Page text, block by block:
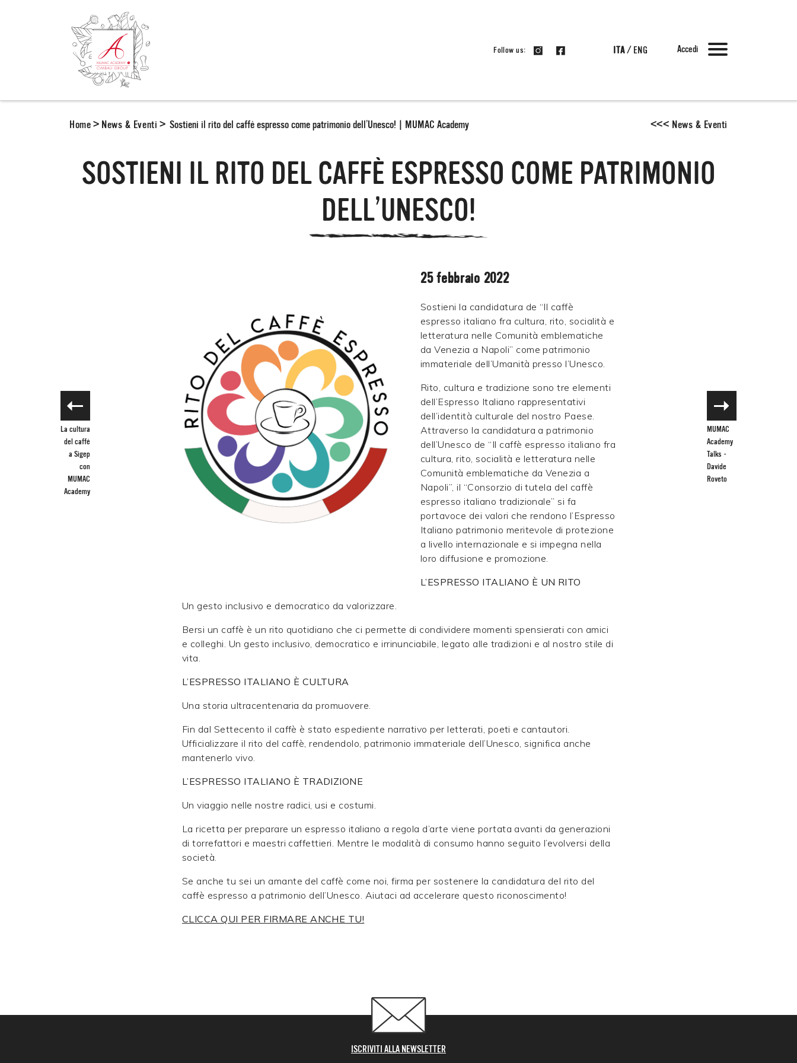
Follow us: ITA/ ENG Accedi
Home > News & Eventi > Sostieni il rito del caffè espresso come patrimonio dell’Unesco! | MUMAC Academy <<< News & Eventi
SOSTIENI IL RITO DEL CAFFÈ ESPRESSO COME PATRIMONIO
DELL’UNESCO!
25 febbraio 2022
Sostieni la candidatura de “Il caffè
espresso italiano fra cultura, rito, socialità e
letteratura nelle Comunità emblematiche
da Venezia a Napoli” come patrimonio
immateriale dell’Umanità presso l’Unesco.
Rito, cultura e tradizione sono tre elementi
dell’Espresso Italiano rappresentativi
dell’identità culturale del nostro Paese.
Attraverso la candidatura a patrimonio
dell’Unesco de “Il caffè espresso italiano fra
cultura, rito, socialità e letteratura nelle
Comunità emblematiche da Venezia a
Napoli”, il “Consorzio di tutela del caffè
espresso italiano tradizionale” si fa
portavoce dei valori che rendono l’Espresso
Italiano patrimonio meritevole di protezione
a livello internazionale e si impegna nella
loro diffusione e promozione.
L’ESPRESSO ITALIANO È UN RITO
Un gesto inclusivo e democratico da valorizzare.
Bersi un caffè è un rito quotidiano che ci permette di condividere momenti spensierati con amici
e colleghi. Un gesto inclusivo, democratico e irrinunciabile, legato alle tradizioni e al nostro stile di
vita.
L’ESPRESSO ITALIANO È CULTURA
Una storia ultracentenaria da promuovere.
Fin dal Settecento il caffè è stato espediente narrativo per letterati, poeti e cantautori.
Ufficializzare il rito del caffè, rendendolo, patrimonio immateriale dell’Unesco, significa anche
mantenerlo vivo.
L’ESPRESSO ITALIANO È TRADIZIONE
Un viaggio nelle nostre radici, usi e costumi.
La ricetta per preparare un espresso italiano a regola d’arte viene portata avanti da generazioni
di torrefattori e maestri caffettieri. Mentre le modalità di consumo hanno seguito l’evolversi della
società.
Se anche tu sei un amante del caffè come noi, firma per sostenere la candidatura del rito del
caffè espresso a patrimonio dell’Unesco. Aiutaci ad accelerare questo riconoscimento!
CLICCA QUI PER FIRMARE ANCHE TU!
La cultura
del caffè
a Sigep
con
MUMAC
Academy
MUMAC
Academy
Talks -
Davide
Roveto
ISCRIVITI ALLA NEWSLETTER